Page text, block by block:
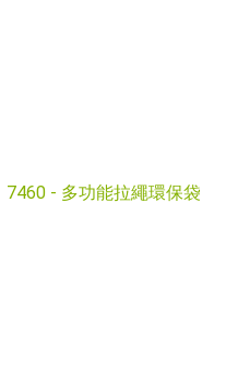
7460 - 多功能拉繩環保袋